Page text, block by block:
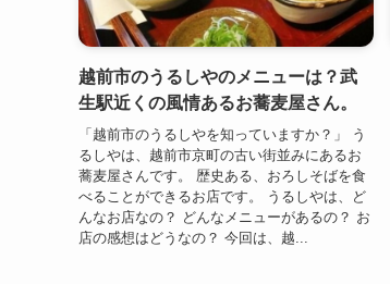
越前市のうるしやのメニューは？武
生駅近くの風情あるお蕎麦屋さん。
「越前市のうるしやを知っていますか？」 う
るしやは、越前市京町の古い街並みにあるお
蕎麦屋さんです。 歴史ある、おろしそばを食
べることができるお店です。 うるしやは、ど
んなお店なの？ どんなメニューがあるの？ お
店の感想はどうなの？ 今回は、越...